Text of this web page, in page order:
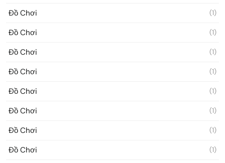
Đồ Chơi (1)
Đồ Chơi (1)
Đồ Chơi (1)
Đồ Chơi (1)
Đồ Chơi (1)
Đồ Chơi (1)
Đồ Chơi (1)
Đồ Chơi (1)